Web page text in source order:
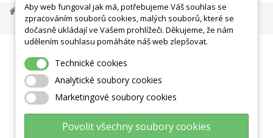
Míče, Válce, Hopsadla
Velké Míče
Power ABS Togu 55cm
Aby web fungoval jak má, potřebujeme Váš souhlas se
zpracováním souborů cookies, malých souborů, které se
dočasně ukládají ve Vašem prohlížeči. Děkujeme, že nám
udělením souhlasu pomáháte náš web zlepšovat.
Technické cookies
Analytické soubory cookies
Marketingové soubory cookies
Povolit všechny soubory cookies